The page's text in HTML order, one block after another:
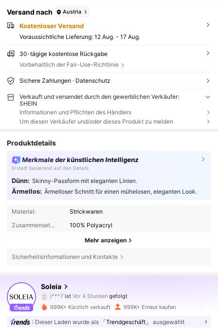
Versand nach Austria
Kostenloser Versand
Voraussichtliche Lieferung: 12 Aug. - 17 Aug.
30-tägige kostenlose Rückgabe
Vorbehaltlich der Fair-Use-Richtlinie
Sichere Zahlungen · Datenschutz
Verkauft und versendet durch den gewerblichen Verkäufer:
SHEIN
Informationen und Pflichten des Händlers
Um diesen Verkäufer und/oder dieses Produkt zu melden
Produktdetails
Merkmale der künstlichen Intelligenz
Erstellt basierend auf den Details
Dünn: Skinny-Passform mit eleganten Linien.
Ärmellos: Ärmelloser Schnitt für einen mühelosen, eleganten Look.
Material:
Strickwaren
Zusammensetzung:
100% Polyacryl
Mehr anzeigen
Sicherheitsinformationen und Kontakte
Soleia
a***6ist am Durchsuchen
4,82
2.4M Follower
999K+ Kürzlich verkauft 999K+ Erneut kaufen
Dieser Laden wurde als 「Trendgeschäft」 ausgewählt